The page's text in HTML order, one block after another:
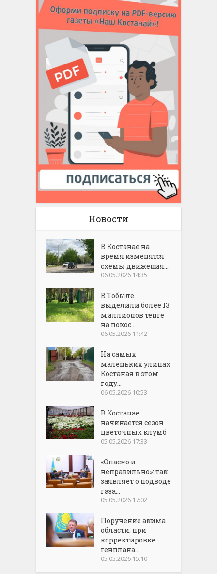
Новости
В Костанае на
время изменятся
схемы движения...
06.05.2026 14:35
В Тобыле
выделили более 13
миллионов тенге
на покос...
06.05.2026 11:42
На самых
маленьких улицах
Костаная в этом
году...
06.05.2026 10:53
В Костанае
начинается сезон
цветочных клумб
05.05.2026 17:33
«Опасно и
неправильно»: так
заявляет о подводе
газа...
05.05.2026 17:02
Поручение акима
области: при
корректировке
генплана...
05.05.2026 15:10